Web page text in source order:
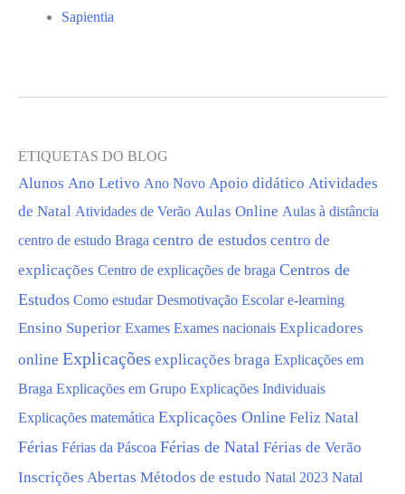
Sapientia
ETIQUETAS DO BLOG
Alunos Ano Letivo Ano Novo Apoio didático Atividades
de Natal Atividades de Verão Aulas Online Aulas à distância
centro de estudo Braga centro de estudos centro de
explicações Centro de explicações de braga Centros de
Estudos Como estudar Desmotivação Escolar e-learning
Ensino Superior Exames Exames nacionais Explicadores
online Explicações explicações braga Explicações em
Braga Explicações em Grupo Explicações Individuais
Explicações matemática Explicações Online Feliz Natal
Férias Férias da Páscoa Férias de Natal Férias de Verão
Inscrições Abertas Métodos de estudo Natal 2023 Natal